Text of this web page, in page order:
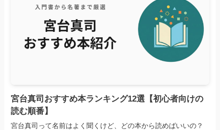
宮台真司おすすめ本ランキング12選【初心者向けの
読む順番】
宮台真司って名前はよく聞くけど、どの本から読めばいいの？